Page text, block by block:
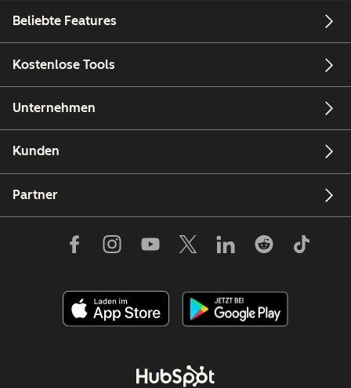
Beliebte Features
Kostenlose Tools
Unternehmen
Kunden
Partner